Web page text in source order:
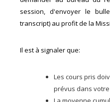
session, d'envoyer le
transcript) au profit de la
Il est à signaler que:
Les cours pris
prévus dans